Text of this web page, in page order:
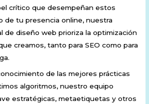
crítico que desempeñan estos
de tu presencia online, nuestra
de diseño web prioriza la optimización
creamos, tanto para SEO como para
de las mejores prácticas
algoritmos, nuestro equipo
estratégicas, metaetiquetas y otros